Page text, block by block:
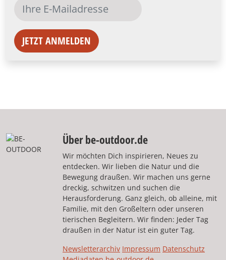
JETZT ANMELDEN
Über be-outdoor.de
Wir möchten Dich inspirieren, Neues zu
entdecken. Wir lieben die Natur und die
Bewegung draußen. Wir machen uns gerne
dreckig, schwitzen und suchen die
Herausforderung. Ganz gleich, ob alleine, mit
Familie, mit den Großeltern oder unseren
tierischen Begleitern. Wir finden: Jeder Tag
draußen in der Natur ist ein guter Tag.
Newsletterarchiv Impressum Datenschutz